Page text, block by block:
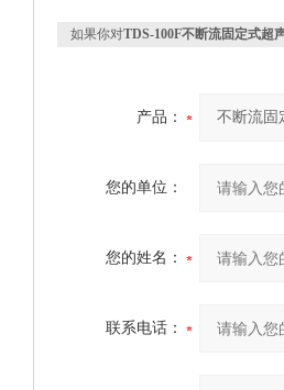
如果你对TDS-100F不断流固定式超
产品：
您的单位：
您的姓名：
联系电话：